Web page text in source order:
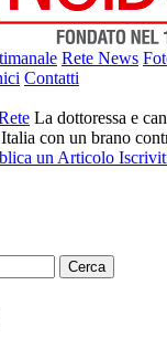
Rete News
Contatti
La dottoressa e
con un brano
un Articolo